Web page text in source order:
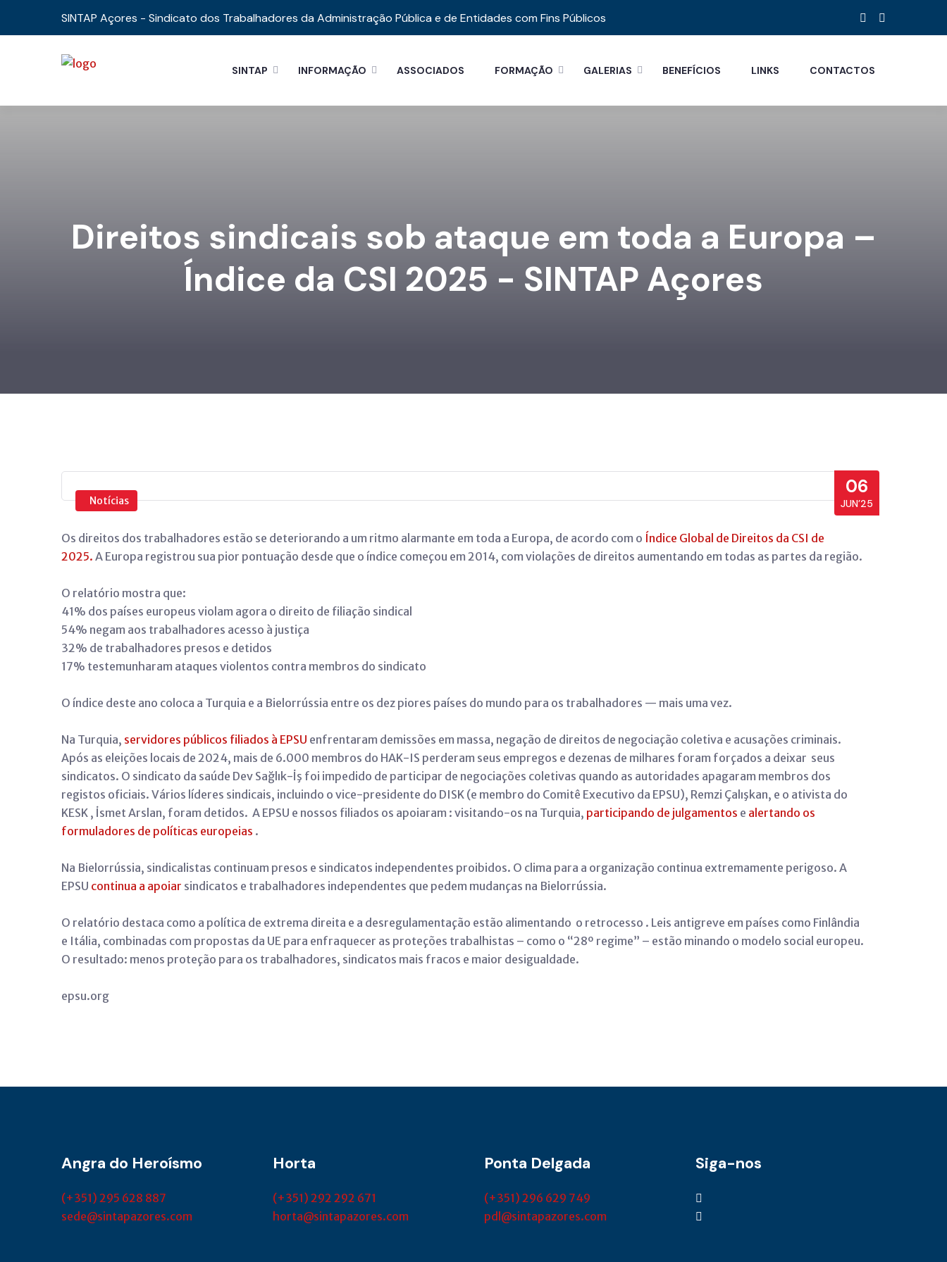
SINTAP Açores - Sindicato dos Trabalhadores da Administração Pública e de Entidades com Fins Públicos
SINTAP INFORMAÇÃO ASSOCIADOS FORMAÇÃO GALERIAS BENEFÍCIOS LINKS CONTACTOS
Direitos sindicais sob ataque em toda a Europa –
Índice da CSI 2025 - SINTAP Açores
06
JUN’25
Notícias
Os direitos dos trabalhadores estão se deteriorando a um ritmo alarmante em toda a Europa, de acordo com o Índice Global de Direitos da CSI de
2025. A Europa registrou sua pior pontuação desde que o índice começou em 2014, com violações de direitos aumentando em todas as partes da região.
O relatório mostra que:
41% dos países europeus violam agora o direito de filiação sindical
54% negam aos trabalhadores acesso à justiça
32% de trabalhadores presos e detidos
17% testemunharam ataques violentos contra membros do sindicato
O índice deste ano coloca a Turquia e a Bielorrússia entre os dez piores países do mundo para os trabalhadores — mais uma vez.
Na Turquia, servidores públicos filiados à EPSU enfrentaram demissões em massa, negação de direitos de negociação coletiva e acusações criminais.
Após as eleições locais de 2024, mais de 6.000 membros do HAK-IS perderam seus empregos e dezenas de milhares foram forçados a deixar seus
sindicatos. O sindicato da saúde Dev Sağlık-İş foi impedido de participar de negociações coletivas quando as autoridades apagaram membros dos
registos oficiais. Vários líderes sindicais, incluindo o vice-presidente do DISK (e membro do Comitê Executivo da EPSU), Remzi Çalışkan, e o ativista do
KESK , İsmet Arslan, foram detidos. A EPSU e nossos filiados os apoiaram : visitando-os na Turquia, participando de julgamentos e alertando os
formuladores de políticas europeias .
Na Bielorrússia, sindicalistas continuam presos e sindicatos independentes proibidos. O clima para a organização continua extremamente perigoso. A
EPSU continua a apoiar sindicatos e trabalhadores independentes que pedem mudanças na Bielorrússia.
O relatório destaca como a política de extrema direita e a desregulamentação estão alimentando o retrocesso . Leis antigreve em países como Finlândia
e Itália, combinadas com propostas da UE para enfraquecer as proteções trabalhistas – como o “28º regime” – estão minando o modelo social europeu.
O resultado: menos proteção para os trabalhadores, sindicatos mais fracos e maior desigualdade.
epsu.org
Angra do Heroísmo
(+351) 295 628 887
sede@sintapazores.com
Horta
(+351) 292 292 671
horta@sintapazores.com
Ponta Delgada
(+351) 296 629 749
pdl@sintapazores.com
Siga-nos